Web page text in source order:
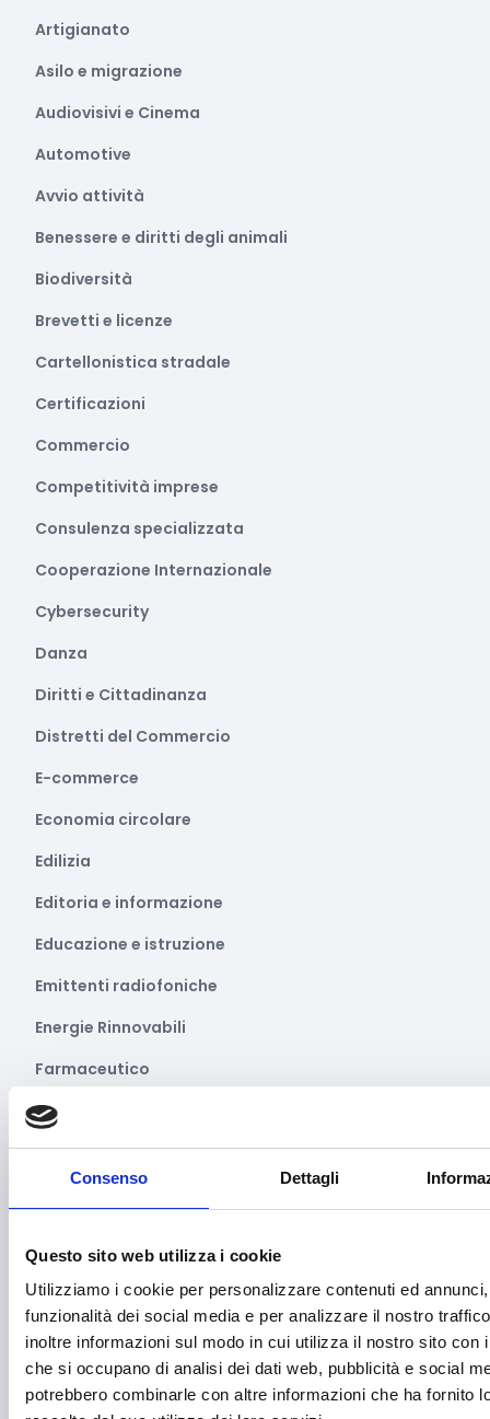
Consenso Dettagli
Questo sito web utilizza i cookie
Utilizziamo i cookie per personalizzare contenuti ed
funzionalità dei social media e per analizzare il nostro
inoltre informazioni sul modo in cui utilizza il nostro sito con
che si occupano di analisi dei dati web, pubblicità e social
potrebbero combinarle con altre informazioni che ha fornito
Artigianato
Asilo e migrazione
Audiovisivi e Cinema
Automotive
Avvio attività
Benessere e diritti degli animali
Biodiversità
Brevetti e licenze
Cartellonistica stradale
Certificazioni
Commercio
Competitività imprese
Consulenza specializzata
Cooperazione Internazionale
Cybersecurity
Danza
Diritti e Cittadinanza
Distretti del Commercio
E-commerce
Economia circolare
Edilizia
Editoria e informazione
Educazione e istruzione
Emittenti radiofoniche
Energie Rinnovabili
Farmaceutico
Farmacia e/o chimica
Fashion
Fotovoltaico
Gastronomia
Giustizia e sicurezza